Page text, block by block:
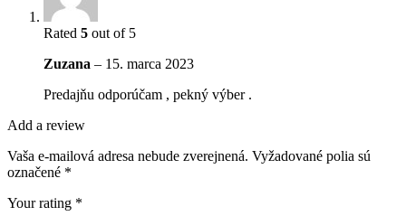
Rated 5 out of 5
Zuzana – 15. marca 2023
Predajňu odporúčam , pekný výber .
Add a review
Vaša e-mailová adresa nebude zverejnená. Vyžadované polia sú
označené *
Your rating *